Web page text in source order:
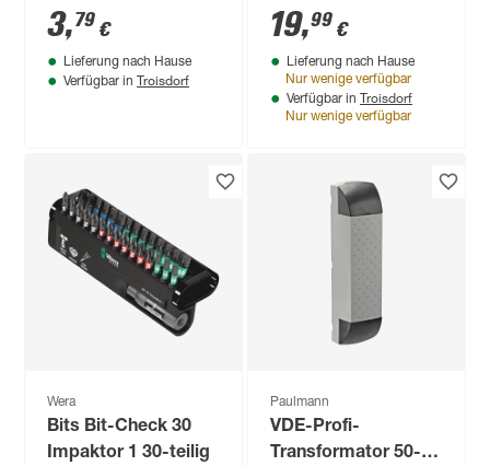
3,79 €
Lieferung nach Hause
Verfügbar in Troisdorf
matt 150 cm
19,99 €
Lieferung nach Hause
Nur wenige verfügbar
Verfügbar in Troisdorf
Nur wenige verfügbar
Wera
Bits Bit-Check 30
Impaktor 1 30-teilig
Paulmann
VDE-Profi-
Transformator 50-